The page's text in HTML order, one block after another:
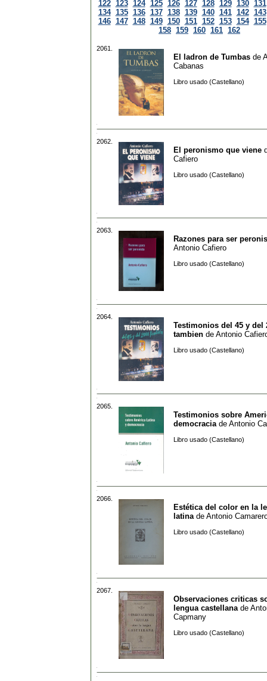
122 123 124 125 126 127 128 129 130 131
134 135 136 137 138 139 140 141 142 143
146 147 148 149 150 151 152 153 154 155
158 159 160 161 162
2061.
El ladron de Tumbas de
Cabanas
Libro usado (Castellano)
2062.
El peronismo que viene
Cafiero
Libro usado (Castellano)
2063.
Razones para ser
Antonio Cafiero
Libro usado (Castellano)
2064.
Testimonios del 45 y del
tambien de Antonio
Libro usado (Castellano)
2065.
Testimonios sobre
democracia de Antonio
Libro usado (Castellano)
2066.
Estética del color en la
latina de Antonio
Libro usado (Castellano)
2067.
Observaciones criticas
lengua castellana de
Capmany
Libro usado (Castellano)